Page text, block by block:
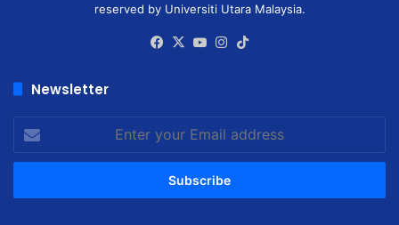
reserved by Universiti Utara Malaysia.
Facebook
X YouTubeInstagram
Newsletter
your
Email